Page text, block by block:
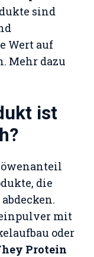
sind
Wert auf
Mehr dazu
ist
die
mit
oder
Protein